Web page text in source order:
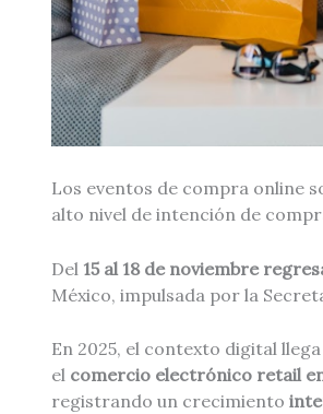
Los eventos de compra online
alto nivel de intención de
Del 15 al 18 de noviembre
México, impulsada por la
En 2025, el contexto digital
el comercio electrónico retail
registrando un crecimiento